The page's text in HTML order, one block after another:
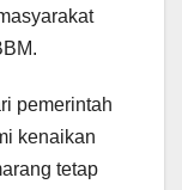
pemerintah
kenaikan
tetap